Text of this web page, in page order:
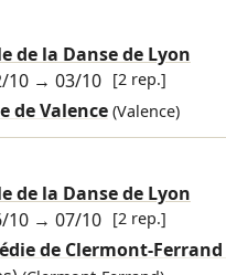
de la Danse de Lyon
10 →03/10 [2 rep.]
de Valence (Valence)
de la Danse de Lyon
10 →07/10 [2 rep.]
de Clermont-Ferrand